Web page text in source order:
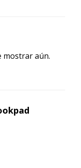
mostrar aún.